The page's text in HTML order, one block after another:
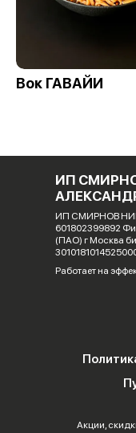
Вок ГАВАЙИ
ИП
ИП СМИРНОВ
601802399892
(ПАО) г Москва
Работает на
Акции,